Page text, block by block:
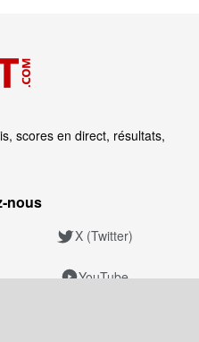
scores en direct, résultats,
X (Twitter)
YouTube